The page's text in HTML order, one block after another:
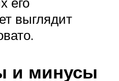
выглядит
и минусы